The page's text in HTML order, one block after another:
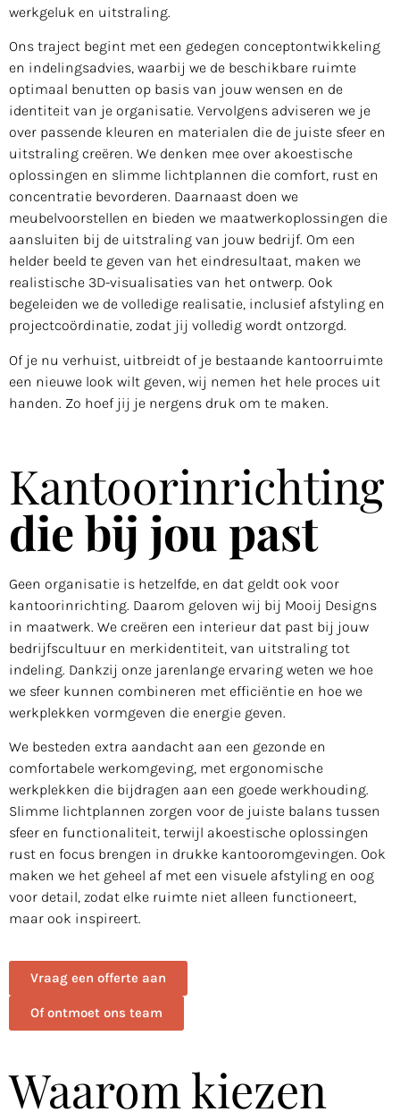
werkgeluk en uitstraling.
Ons traject begint met een gedegen conceptontwikkeling
en indelingsadvies, waarbij we de beschikbare ruimte
optimaal benutten op basis van jouw wensen en de
identiteit van je organisatie. Vervolgens adviseren we je
over passende kleuren en materialen die de juiste sfeer en
uitstraling creëren. We denken mee over akoestische
oplossingen en slimme lichtplannen die comfort, rust en
concentratie bevorderen. Daarnaast doen we
meubelvoorstellen en bieden we maatwerkoplossingen die
aansluiten bij de uitstraling van jouw bedrijf. Om een
helder beeld te geven van het eindresultaat, maken we
realistische 3D-visualisaties van het ontwerp. Ook
begeleiden we de volledige realisatie, inclusief afstyling en
projectcoördinatie, zodat jij volledig wordt ontzorgd.
Of je nu verhuist, uitbreidt of je bestaande kantoorruimte
een nieuwe look wilt geven, wij nemen het hele proces uit
handen. Zo hoef jij je nergens druk om te maken.
Kantoorinrichting
die bij jou past
Geen organisatie is hetzelfde, en dat geldt ook voor
kantoorinrichting. Daarom geloven wij bij Mooij Designs
in maatwerk. We creëren een interieur dat past bij jouw
bedrijfscultuur en merkidentiteit, van uitstraling tot
indeling. Dankzij onze jarenlange ervaring weten we hoe
we sfeer kunnen combineren met efficiëntie en hoe we
werkplekken vormgeven die energie geven.
We besteden extra aandacht aan een gezonde en
comfortabele werkomgeving, met ergonomische
werkplekken die bijdragen aan een goede werkhouding.
Slimme lichtplannen zorgen voor de juiste balans tussen
sfeer en functionaliteit, terwijl akoestische oplossingen
rust en focus brengen in drukke kantooromgevingen. Ook
maken we het geheel af met een visuele afstyling en oog
voor detail, zodat elke ruimte niet alleen functioneert,
maar ook inspireert.
Vraag een offerte aan
Of ontmoet ons team
Waarom kiezen